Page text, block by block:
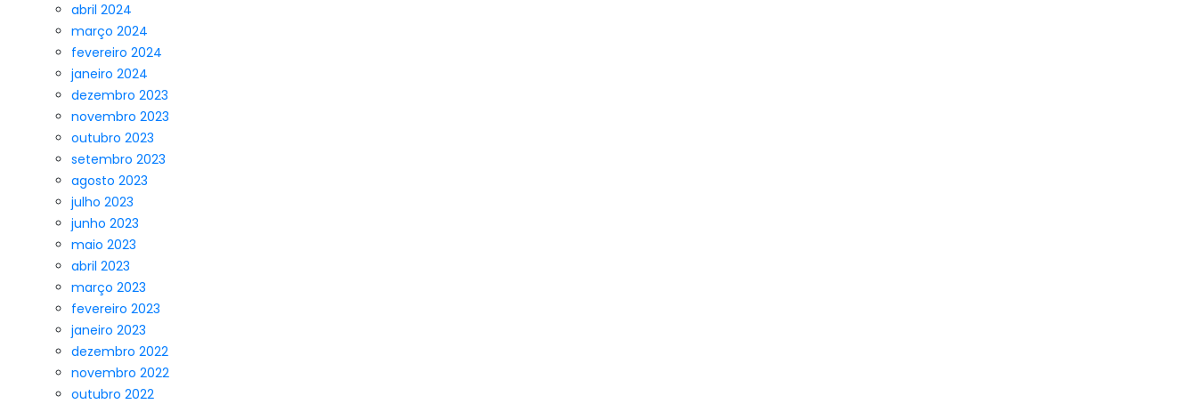
abril 2024
março 2024
fevereiro 2024
janeiro 2024
dezembro 2023
novembro 2023
outubro 2023
setembro 2023
agosto 2023
julho 2023
junho 2023
maio 2023
abril 2023
março 2023
fevereiro 2023
janeiro 2023
dezembro 2022
novembro 2022
outubro 2022